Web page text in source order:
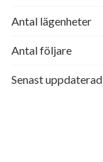
Antal lägenheter
Antal följare
Senast uppdaterad